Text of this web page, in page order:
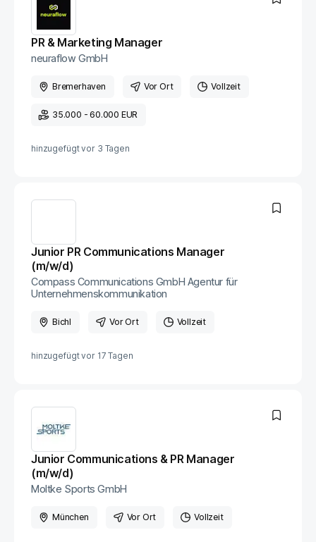
PR & Marketing Manager
neuraflow GmbH
Bremerhaven Vor Ort Vollzeit
35.000 - 60.000 EUR
hinzugefügt vor 3 Tagen
Junior PR Communications Manager
(m/w/d)
Compass Communications GmbH Agentur für
Unternehmenskommunikation
Bichl Vor Ort Vollzeit
hinzugefügt vor 17 Tagen
Junior Communications & PR Manager
(m/w/d)
Moltke Sports GmbH
München Vor Ort Vollzeit